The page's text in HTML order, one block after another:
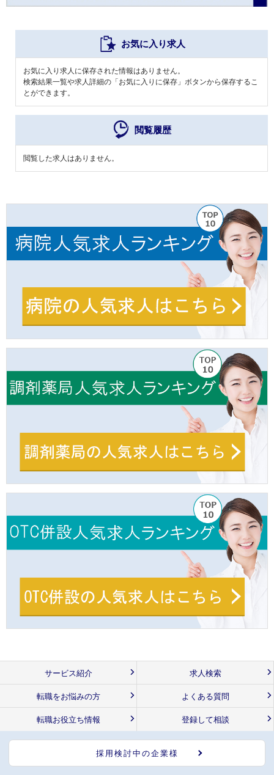
お気に入り求人
お気に入り求人に保存された情報はありません。
検索結果一覧や求人詳細の「お気に入りに保存」ボタンから保存するこ
とができます。
閲覧履歴
閲覧した求人はありません。
サービス紹介 求人検索
転職をお悩みの方 よくある質問
転職お役立ち情報 登録して相談
採用検討中の企業様